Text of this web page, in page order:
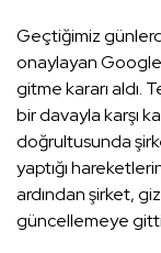
Geçtiğimiz
onaylayan
gitme kararı aldı.
bir davayla karşı
doğrultusunda
yaptığı
ardından şirket,
güncellemeye